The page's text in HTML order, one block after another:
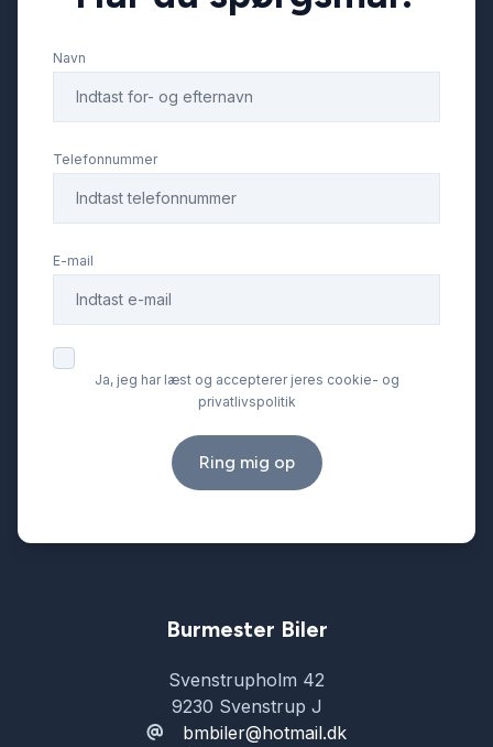
Navn
Telefonnummer
E-mail
Ja, jeg har læst og accepterer jeres cookie- og
privatlivspolitik
Ring mig op
Burmester Biler
Svenstrupholm 42
9230 Svenstrup J
bmbiler@hotmail.dk